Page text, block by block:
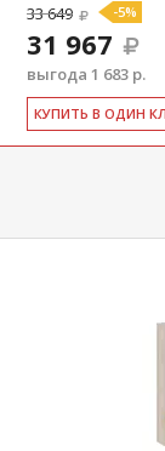
33 649 -5%
31 967
выгода 1 683 р.
КУ­ПИТЬ В ОДИН